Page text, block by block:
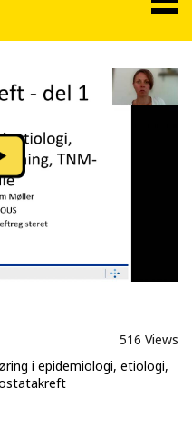
516 Views
i epidemiologi, etiologi,